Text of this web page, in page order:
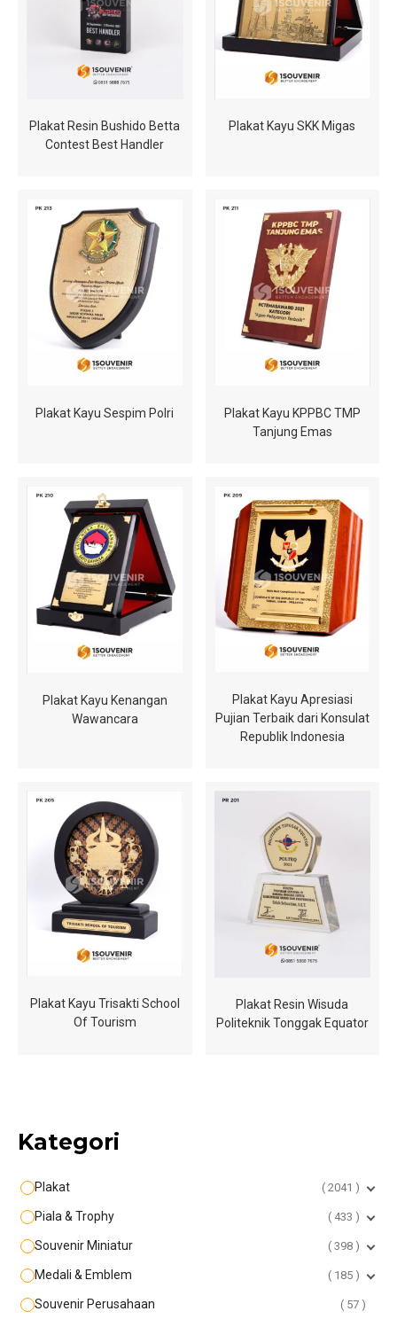
Plakat Resin Bushido Betta
Contest Best Handler
Plakat Kayu SKK Migas
Plakat Kayu Sespim Polri
Plakat Kayu KPPBC TMP
Tanjung Emas
Plakat Kayu Kenangan
Wawancara
Plakat Kayu Apresiasi
Pujian Terbaik dari Konsulat
Republik Indonesia
Plakat Kayu Trisakti School
Of Tourism
Plakat Resin Wisuda
Politeknik Tonggak Equator
Kategori
Plakat 2041
Piala & Trophy 433
Souvenir Miniatur 398
Medali & Emblem 185
Souvenir Perusahaan 57